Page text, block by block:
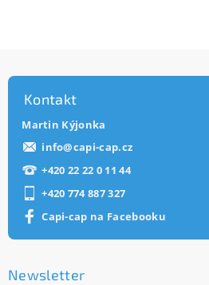
Kontakt
Martin Kýjonka
info@capi-cap.cz
+420 22 22 0 11 44
+420 774 887 327
Capi-cap na Facebooku
Newsletter